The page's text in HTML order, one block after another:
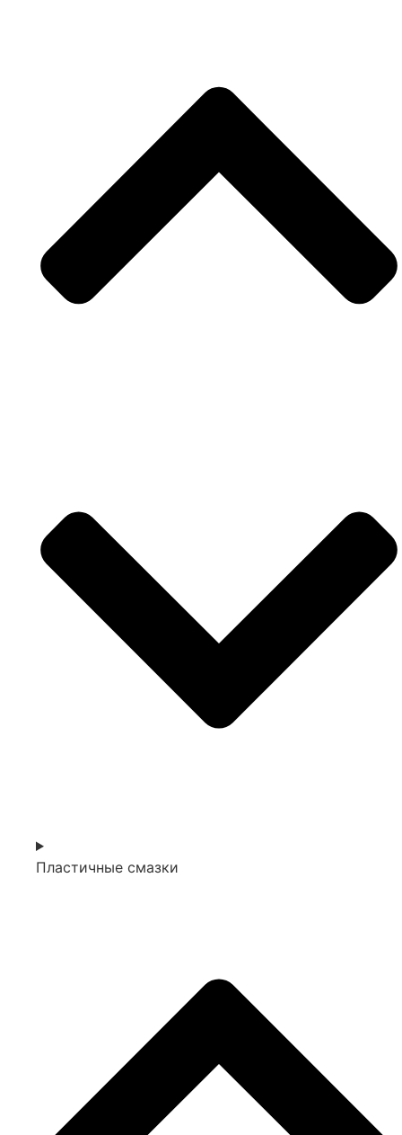
Пластичные смазки